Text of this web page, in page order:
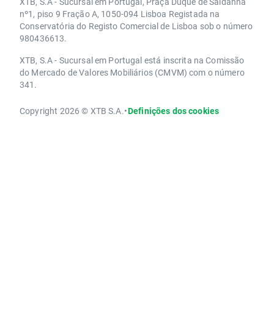
nº1, piso 9 Fração A, 1050-094 Lisboa Registada na
Conservatória do Registo Comercial de Lisboa sob o número
980436613.
XTB, S.A - Sucursal em Portugal está inscrita na Comissão
do Mercado de Valores Mobiliários (CMVM) com o número
341.
Copyright 2026 © XTB S.A.•Definições dos cookies